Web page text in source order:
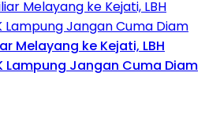
Melayang ke Kejati, LBH
Lampung Jangan Cuma Diam